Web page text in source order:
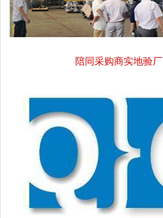
陪同采购商实地验厂